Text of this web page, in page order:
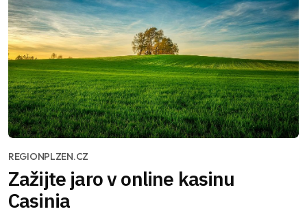
REGIONPLZEN.CZ
Zažijte jaro v online kasinu
Casinia